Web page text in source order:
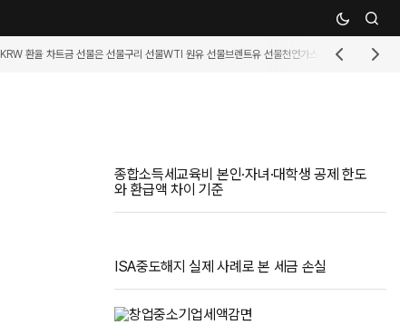
환율 차트금 선물은 선물구리 선물WTI 원유 선물브렌트유 선물천연가스 선물휘발유 선물
종합소득세교육비 본인·자녀·대학생 공제 한도
와 환급액 차이 기준
ISA중도해지 실제 사례로 본 세금 손실